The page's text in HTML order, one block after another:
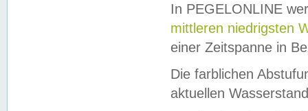
In PEGELONLINE
mittleren niedrigsten
einer Zeitspanne in
Die farblichen
aktuellen